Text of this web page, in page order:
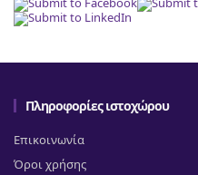
Πληροφορίες ιστοχώρου
Επικοινωνία
Όροι χρήσης